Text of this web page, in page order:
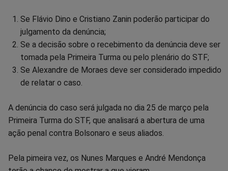
Se Flávio Dino e Cristiano Zanin poderão participar do
julgamento da denúncia;
Se a decisão sobre o recebimento da denúncia deve ser
tomada pela Primeira Turma ou pelo plenário do STF;
Se Alexandre de Moraes deve ser considerado impedido
de relatar o caso.
A denúncia do caso será julgada no dia 25 de março pela
Primeira Turma do STF, que analisará a abertura de uma
ação penal contra Bolsonaro e seus aliados.
Pela pimeira vez, os Nunes Marques e André Mendonça